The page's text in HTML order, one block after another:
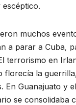
muchos
a parar a Cuba,
terrorismo en
florecía la
Guanajuato y
se consolidaba